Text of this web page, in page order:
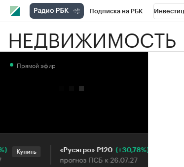
Подписка на РБК
РБК Вино Спорт Школа
НЕДВИЖИМОСТЬ
Прямой эфир
Купить «Русагро» ₽120 (+30,78%)
прогноз ПСБ к 26.07.27
Купить